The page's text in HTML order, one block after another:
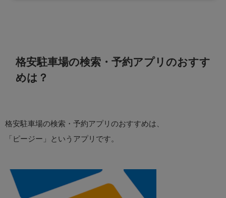
格安駐車場の検索・予約アプリのおすす
めは？
格安駐車場の検索・予約アプリのおすすめは、
「ピージー」というアプリです。